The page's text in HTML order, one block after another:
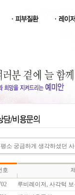
평소 궁금하게 생각하셨던
호
루비레이저, 사각턱